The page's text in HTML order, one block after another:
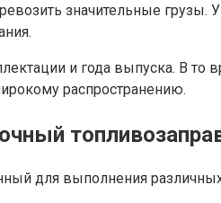
значительные
и года выпуска. В
распространению.
для выполнения